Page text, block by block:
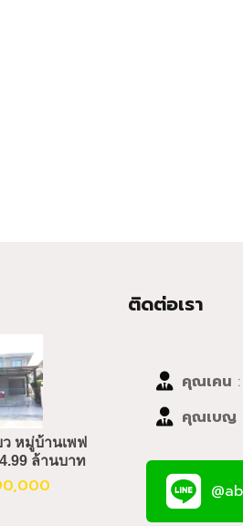
หมู่บ้านเพฟ
ล้านบาท
ติดต่อเรา
คุณเคน :
คุณเบญ